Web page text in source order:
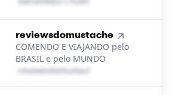
3.
reviewsdomustache
COMENDO E VIAJANDO pelo
BRASIL e pelo MUNDO
r​e​v​i​e​w​s​d​o​m​u​s​t​a​c​h​e​